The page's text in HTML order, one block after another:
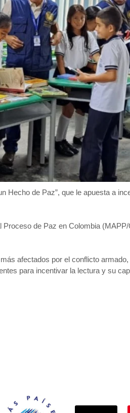
Hecho de Paz”, que le apuesta a
de Paz en Colombia
afectados por el conflicto
para incentivar la lectura y su